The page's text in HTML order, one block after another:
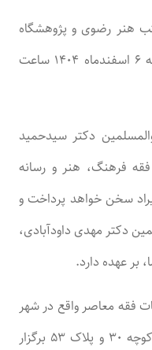
هنر رضوی و پژوهشگاه
مطالعات فقه معاصر در روز چهارشنبه ۶ اسفندماه ۱۴۰۴ ساعت
دکتر سیدحمید
فرهنگ، هنر و رسانه
سخن خواهد پرداخت و
دکتر مهدی داودآبادی،
بر عهده دارد.
فقه معاصر واقع در شهر
قم، خیابان شهید فاطمی (دورشهر)، کوچه ۳۰ و پلاک ۵۳ برگزار